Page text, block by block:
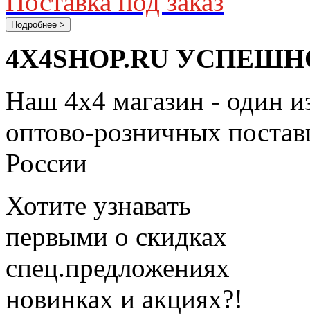
Подробнее >
4X4SHOP.RU
Наш 4x4 магазин - один
оптово-розничных
России
Хотите узнавать
первыми о скидках
спец.предложениях
новинках и акциях?!